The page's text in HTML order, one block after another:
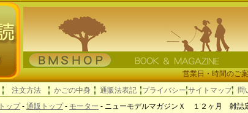
営業日・時間のご
注文方法 かごの中身 通販法表記 プライバシー サイトマップ 問
トップ- 通販トップ- モーター - ニューモデルマガジンＸ １２ヶ月 雑誌